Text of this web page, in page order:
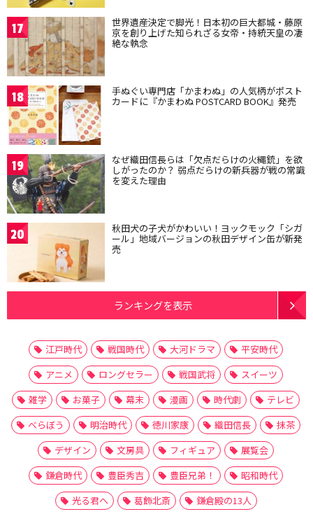
17 世界遺産決定で脚光！日本初の巨大都城・藤原
京を創り上げた知られざる女帝・持統天皇の凄
絶な執念
18 手ぬぐい専門店「かまわぬ」の人気柄がポスト
カードに『かまわぬ POSTCARD BOOK』発売
19 なぜ織田信長らは「欠点だらけの火縄銃」を欲
しがったのか？ 弱点だらけの新兵器が戦の常識
を変えた理由
20 秋田犬の子犬がかわいい！ヨックモック「シガ
ール」地域バージョンの秋田デザイン缶が新発
売
ランキングを表示
江戸時代 戦国時代 大河ドラマ
平安時代
アニメ
ロングセラー 戦国武将
スイーツ
雑学
お菓子 幕末 漫画 時代劇
テレビ
べらぼう
明治時代 徳川家康 織田信長
抹茶
デザイン
文房具 フィギュア
展覧会
鎌倉時代
豊臣秀吉 豊臣兄弟！
昭和時代
光る君へ
葛飾北斎 鎌倉殿の13人